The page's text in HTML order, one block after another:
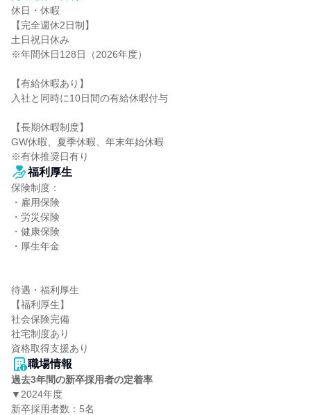
休日・休暇
【完全週休2日制】
土日祝日休み
※年間休日128日（2026年度）
【有給休暇あり】
入社と同時に10日間の有給休暇付与
【長期休暇制度】
GW休暇、夏季休暇、年末年始休暇
※有休推奨日有り
福利厚生
保険制度：
・雇用保険
・労災保険
・健康保険
・厚生年金
待遇・福利厚生
【福利厚生】
社会保険完備
社宅制度あり
資格取得支援あり
職場情報
過去3年間の新卒採用者の定着率
▼2024年度
新卒採用者数：5名